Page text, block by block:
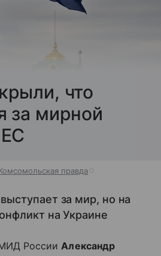
что
за мирной
правда
за мир, но на
на Украине
МИД РоссииАлександр